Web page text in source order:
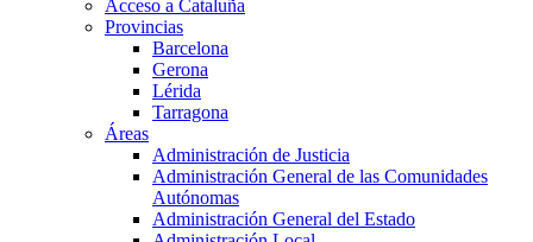
Acceso a Cataluña
Provincias
Barcelona
Gerona
Lérida
Tarragona
Áreas
Administración de Justicia
Administración General de las Comunidades
Autónomas
Administración General del Estado